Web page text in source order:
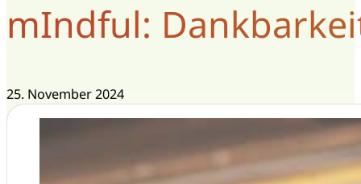
mIndful:
25. November 2024